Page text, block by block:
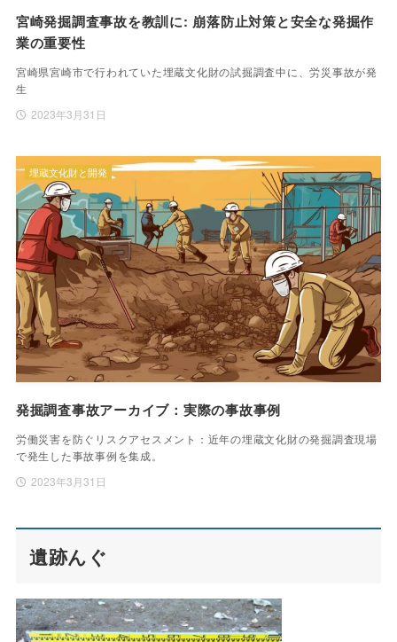
宮崎発掘調査事故を教訓に: 崩落防止対策と安全な発掘作
業の重要性
宮崎県宮崎市で行われていた埋蔵文化財の試掘調査中に、労災事故が発
生
2023年3月31日
発掘調査事故アーカイブ：実際の事故事例
労働災害を防ぐリスクアセスメント：近年の埋蔵文化財の発掘調査現場
で発生した事故事例を集成。
2023年3月31日
埋蔵文化財と開発
遺跡んぐ